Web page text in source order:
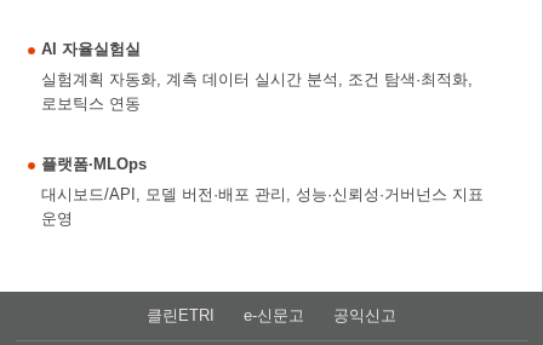
AI 자율실험실
실험계획 자동화, 계측 데이터 실시간 분석, 조건 탐색·최적화,
로보틱스 연동
플랫폼·MLOps
대시보드/API, 모델 버전·배포 관리, 성능·신뢰성·거버넌스 지표
운영
클린ETRI e-신문고 공익신고